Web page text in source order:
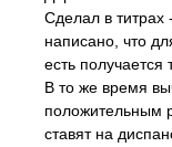
Сделал в титрах
написано, что
есть получается
В то же время
положительным
ставят на